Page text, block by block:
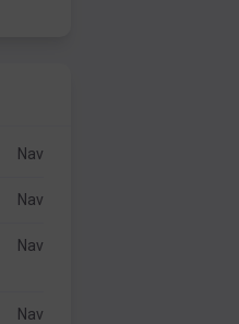
Nav
Nav
Nav
Nav